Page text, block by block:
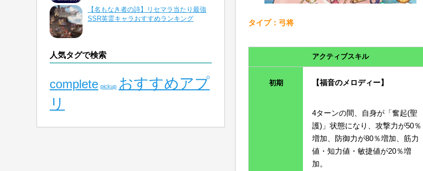
【名もなき者の詩】リセマラ当たり最強
SSR英霊キャラおすすめランキング
人気タグで検索
complete pickup おすすめアプ
リ
タイプ：弓将
アクティブスキル
初期 【福音のメロディー】
4ターンの間、自身が「奮起(聖
護)」状態になり、攻撃力が50％
増加、防御力が80％増加、筋力
値・知力値・敏捷値が20％増
加。